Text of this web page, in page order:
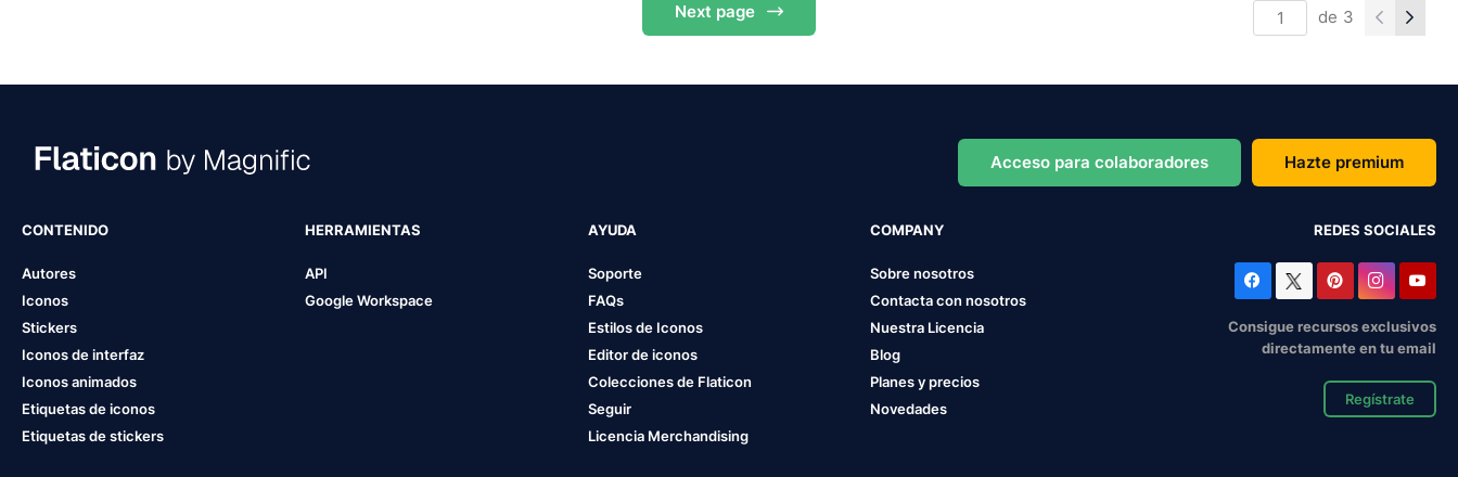
Next page de 3
Acceso para colaboradores Hazte premium
CONTENIDO
Autores
Iconos
Stickers
Iconos de interfaz
Iconos animados
Etiquetas de iconos
Etiquetas de stickers
HERRAMIENTAS
API
Google Workspace
AYUDA
Soporte
FAQs
Estilos de Iconos
Editor de iconos
Colecciones de Flaticon
Seguir
Licencia Merchandising
COMPANY
Sobre nosotros
Contacta con nosotros
Nuestra Licencia
Blog
Planes y precios
Novedades
REDES SOCIALES
Consigue recursos exclusivos
directamente en tu email
Regístrate